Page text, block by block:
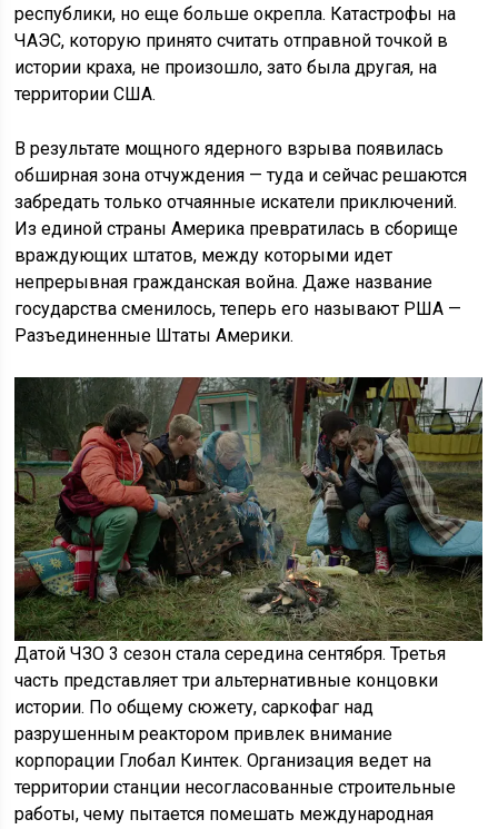
республики, но еще больше окрепла. Катастрофы на
ЧАЭС, которую принято считать отправной точкой в
истории краха, не произошло, зато была другая, на
территории США.
В результате мощного ядерного взрыва появилась
обширная зона отчуждения — туда и сейчас решаются
забредать только отчаянные искатели приключений.
Из единой страны Америка превратилась в сборище
враждующих штатов, между которыми идет
непрерывная гражданская война. Даже название
государства сменилось, теперь его называют РША —
Разъединенные Штаты Америки.
Датой ЧЗО 3 сезон стала середина сентября. Третья
часть представляет три альтернативные концовки
истории. По общему сюжету, саркофаг над
разрушенным реактором привлек внимание
корпорации Глобал Кинтек. Организация ведет на
территории станции несогласованные строительные
работы, чему пытается помешать международная